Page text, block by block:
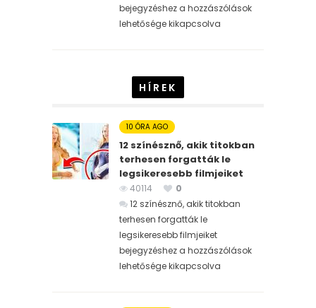
bejegyzéshez a hozzászólások
lehetősége kikapcsolva
HÍREK
10 ÓRA AGO
12 színésznő, akik titokban
terhesen forgatták le
legsikeresebb filmjeiket
40114
0
12 színésznő, akik titokban
terhesen forgatták le
legsikeresebb filmjeiket
bejegyzéshez a hozzászólások
lehetősége kikapcsolva